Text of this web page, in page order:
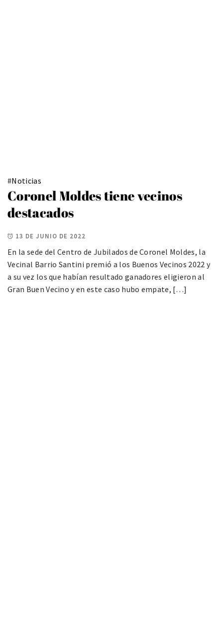
#Noticias
Coronel Moldes tiene vecinos
destacados
13 DE JUNIO DE 2022
En la sede del Centro de Jubilados de Coronel Moldes, la
Vecinal Barrio Santini premió a los Buenos Vecinos 2022 y
a su vez los que habían resultado ganadores eligieron al
Gran Buen Vecino y en este caso hubo empate, […]